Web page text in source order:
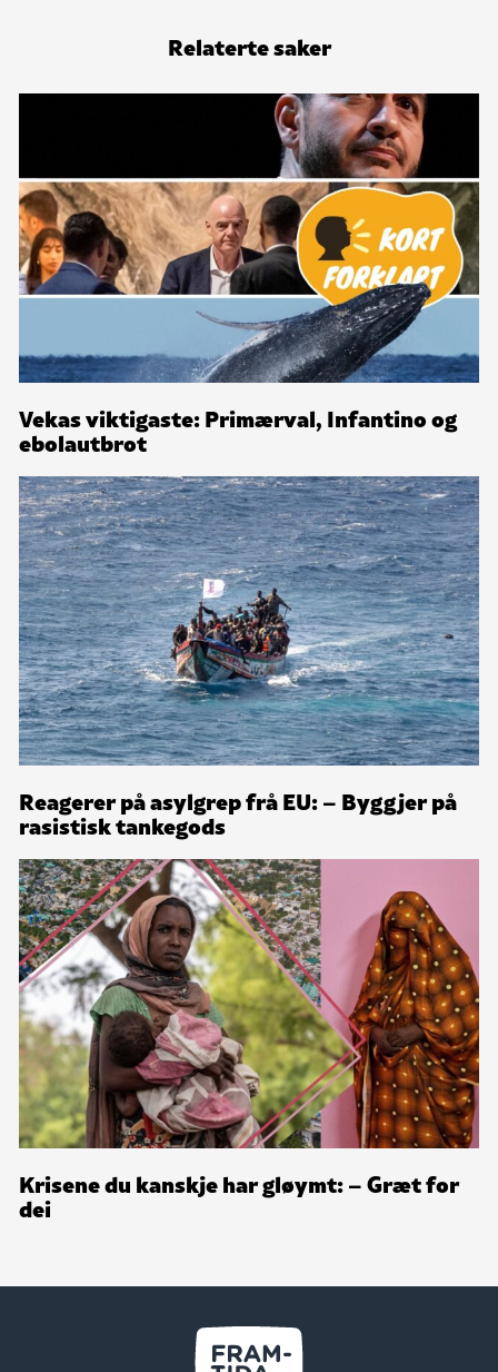
Relaterte saker
Vekas viktigaste: Primærval, Infantino og
ebolautbrot
Reagerer på asylgrep frå EU: – Byggjer på
rasistisk tankegods
Krisene du kanskje har gløymt: – Græt for
dei